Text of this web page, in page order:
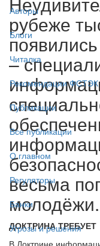
Авторы
Блоги
Читалка
Рекомендации ФСТЭК
Публикации
Все публикации
О главном
Регуляторы
Банки
Угрозы и решения
рубеже
–
весьма
молодёжи.
ДОКТРИНА ТРЕБУЕТ
В Доктрине